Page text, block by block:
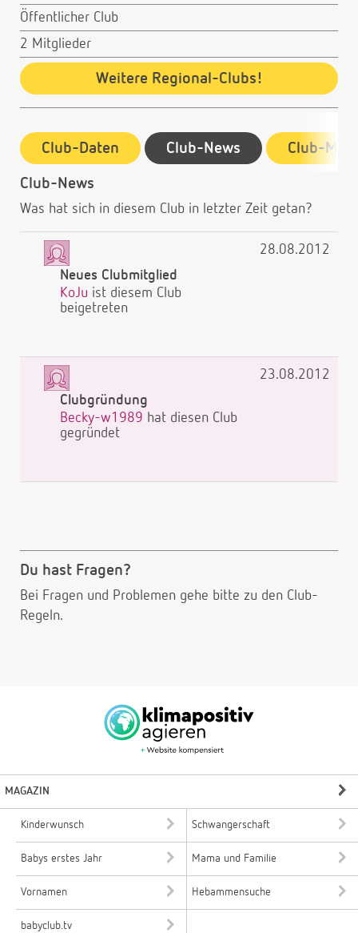
Öffentlicher Club
2 Mitglieder
Weitere Regional-Clubs!
Club-Daten Club-News Club-
Club-News
Was hat sich in diesem Club in letzter Zeit getan?
Neues Clubmitglied
KoJu ist diesem Club
beigetreten
28.08.2012
Clubgründung
Becky-w1989 hat diesen Club
gegründet
23.08.2012
Du hast Fragen?
Bei Fragen und Problemen gehe bitte zu den Club-
Regeln.
MAGAZIN
Kinderwunsch Schwangerschaft
Babys erstes Jahr Mama und Familie
Vornamen Hebammensuche
babyclub.tv